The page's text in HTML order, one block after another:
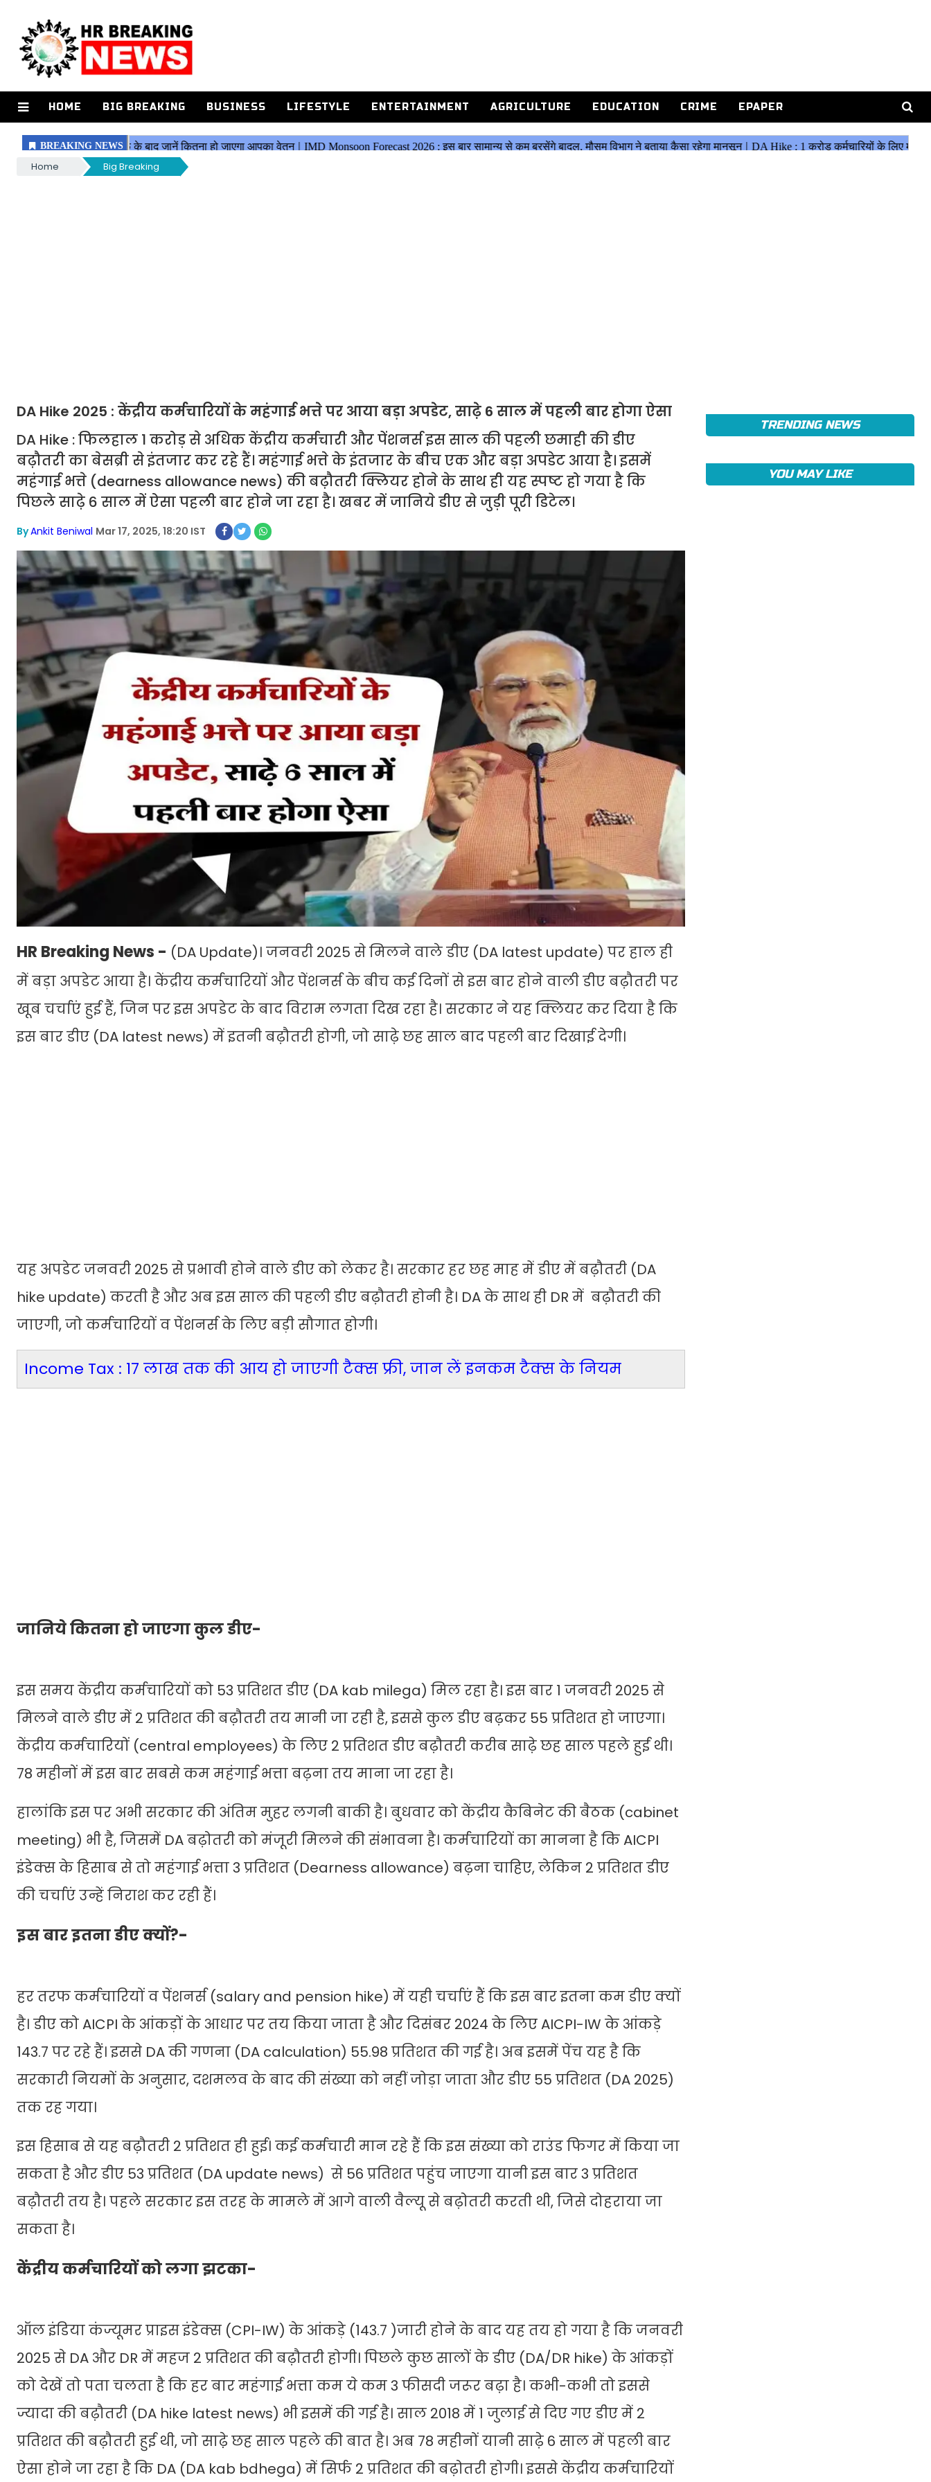
HOME BIG BREAKING BUSINESS LIFESTYLE ENTERTAINMENT AGRICULTURE EDUCATION CRIME EPAPER
Home Big Breaking
DA Hike 2025 : केंद्रीय कर्मचारियों के महंगाई भत्ते पर आया बड़ा अपडेट, साढ़े 6 साल में पहली बार होगा ऐसा
DA Hike : फिलहाल 1 करोड़ से अधिक केंद्रीय कर्मचारी और पेंशनर्स इस साल की पहली छमाही की डीए
बढ़ौतरी का बेसब्री से इंतजार कर रहे हैं। महंगाई भत्ते के इंतजार के बीच एक और बड़ा अपडेट आया है। इसमें
महंगाई भत्ते (dearness allowance news) की बढ़ौतरी क्लियर होने के साथ ही यह स्पष्ट हो गया है कि
पिछले साढ़े 6 साल में ऐसा पहली बार होने जा रहा है। खबर में जानिये डीए से जुड़ी पूरी डिटेल।
ByAnkit Beniwal Mar 17, 2025, 18:20 IST
HR Breaking News - (DA Update)। जनवरी 2025 से मिलने वाले डीए (DA latest update) पर हाल ही
में बड़ा अपडेट आया है। केंद्रीय कर्मचारियों और पेंशनर्स के बीच कई दिनों से इस बार होने वाली डीए बढ़ौतरी पर
खूब चर्चाएं हुई हैं, जिन पर इस अपडेट के बाद विराम लगता दिख रहा है। सरकार ने यह क्लियर कर दिया है कि
इस बार डीए (DA latest news) में इतनी बढ़ौतरी होगी, जो साढ़े छह साल बाद पहली बार दिखाई देगी।
यह अपडेट जनवरी 2025 से प्रभावी होने वाले डीए को लेकर है। सरकार हर छह माह में डीए में बढ़ौतरी (DA
hike update) करती है और अब इस साल की पहली डीए बढ़ौतरी होनी है। DA के साथ ही DR में बढ़ौतरी की
जाएगी, जो कर्मचारियों व पेंशनर्स के लिए बड़ी सौगात होगी।
Income Tax : 17 लाख तक की आय हो जाएगी टैक्स फ्री, जान लें इनकम टैक्स के नियम
जानिये कितना हो जाएगा कुल डीए-
इस समय केंद्रीय कर्मचारियों को 53 प्रतिशत डीए (DA kab milega) मिल रहा है। इस बार 1 जनवरी 2025 से
मिलने वाले डीए में 2 प्रतिशत की बढ़ौतरी तय मानी जा रही है, इससे कुल डीए बढ़कर 55 प्रतिशत हो जाएगा।
केंद्रीय कर्मचारियों (central employees) के लिए 2 प्रतिशत डीए बढ़ौतरी करीब साढ़े छह साल पहले हुई थी।
78 महीनों में इस बार सबसे कम महंगाई भत्ता बढ़ना तय माना जा रहा है।
हालांकि इस पर अभी सरकार की अंतिम मुहर लगनी बाकी है। बुधवार को केंद्रीय कैबिनेट की बैठक (cabinet
meeting) भी है, जिसमें DA बढ़ोतरी को मंजूरी मिलने की संभावना है। कर्मचारियों का मानना है कि AICPI
इंडेक्स के हिसाब से तो महंगाई भत्ता 3 प्रतिशत (Dearness allowance) बढ़ना चाहिए, लेकिन 2 प्रतिशत डीए
की चर्चाएं उन्हें निराश कर रही हैं।
इस बार इतना डीए क्यों?-
हर तरफ कर्मचारियों व पेंशनर्स (salary and pension hike) में यही चर्चाएं हैं कि इस बार इतना कम डीए क्यों
है। डीए को AICPI के आंकड़ों के आधार पर तय किया जाता है और दिसंबर 2024 के लिए AICPI-IW के आंकड़े
143.7 पर रहे हैं। इससे DA की गणना (DA calculation) 55.98 प्रतिशत की गई है। अब इसमें पेंच यह है कि
सरकारी नियमों के अनुसार, दशमलव के बाद की संख्या को नहीं जोड़ा जाता और डीए 55 प्रतिशत (DA 2025)
तक रह गया।
इस हिसाब से यह बढ़ौतरी 2 प्रतिशत ही हुई। कई कर्मचारी मान रहे हैं कि इस संख्या को राउंड फिगर में किया जा
सकता है और डीए 53 प्रतिशत (DA update news) से 56 प्रतिशत पहुंच जाएगा यानी इस बार 3 प्रतिशत
बढ़ौतरी तय है। पहले सरकार इस तरह के मामले में आगे वाली वैल्यू से बढ़ोतरी करती थी, जिसे दोहराया जा
सकता है।
केंद्रीय कर्मचारियों को लगा झटका-
ऑल इंडिया कंज्यूमर प्राइस इंडेक्स (CPI-IW) के आंकड़े (143.7 )जारी होने के बाद यह तय हो गया है कि जनवरी
2025 से DA और DR में महज 2 प्रतिशत की बढ़ौतरी होगी। पिछले कुछ सालों के डीए (DA/DR hike) के आंकड़ों
को देखें तो पता चलता है कि हर बार महंगाई भत्ता कम ये कम 3 फीसदी जरूर बढ़ा है। कभी-कभी तो इससे
ज्यादा की बढ़ौतरी (DA hike latest news) भी इसमें की गई है। साल 2018 में 1 जुलाई से दिए गए डीए में 2
प्रतिशत की बढ़ौतरी हुई थी, जो साढे़ छह साल पहले की बात है। अब 78 महीनों यानी साढ़े 6 साल में पहली बार
ऐसा होने जा रहा है कि DA (DA kab bdhega) में सिर्फ 2 प्रतिशत की बढ़ोतरी होगी। इससे केंद्रीय कर्मचारियों
TRENDING NEWS
YOU MAY LIKE